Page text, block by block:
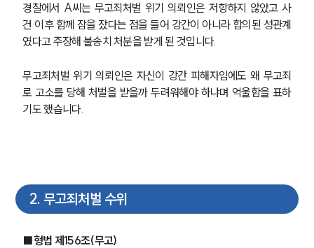
경찰에서 A씨는 무고죄처벌 위기 의뢰인은 저항하지 않았고 사
건 이후 함께 잠을 잤다는 점을 들어 강간이 아니라 합의된 성관계
였다고 주장해 불송치 처분을 받게 된 것입니다.
무고죄처벌 위기 의뢰인은 자신이 강간 피해자임에도 왜 무고죄
로 고소를 당해 처벌을 받을까 두려워해야 하냐며 억울함을 표하
기도 했습니다.
2. 무고죄처벌 수위
■형법 제156조(무고)